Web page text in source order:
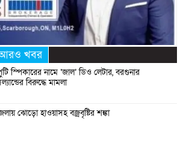
আরও খবর
স্পিকারের নামে ‘জাল’ ডিও লেটার, বরগুনার
বিরুদ্ধে মামলা
ঝোড়ো হাওয়াসহ বজ্রবৃষ্টির শঙ্কা